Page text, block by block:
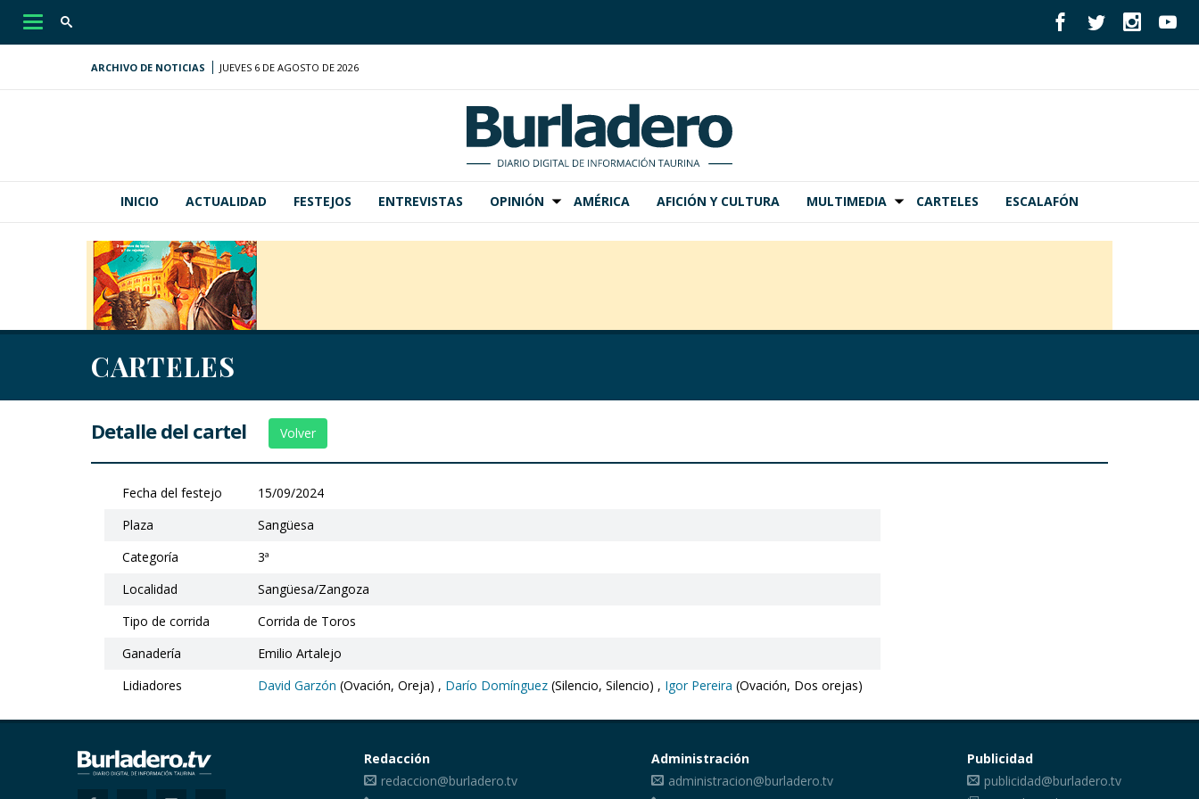
Desplegar
ARCHIVO DE NOTICIAS JUEVES 6 DE AGOSTO DE 2026
INICIO ACTUALIDAD FESTEJOS ENTREVISTAS OPINIÓN AMÉRICA AFICIÓN Y CULTURA MULTIMEDIA CARTELES ESCALAFÓN
CARTELES
Detalle del cartel Volver
Fecha del festejo
15/09/2024
Plaza
Sangüesa
Categoría
3ª
Localidad
Sangüesa/Zangoza
Tipo de corrida
Corrida de Toros
Ganadería
Emilio Artalejo
Lidiadores
David Garzón (Ovación, Oreja) , Darío Domínguez (Silencio, Silencio) , Igor Pereira (Ovación, Dos orejas)
Redacción
redaccion@burladero.tv
Administración
administracion@burladero.tv
Publicidad
publicidad@burladero.tv